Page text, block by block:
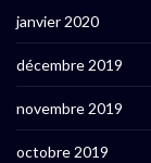
janvier 2020
décembre 2019
novembre 2019
octobre 2019